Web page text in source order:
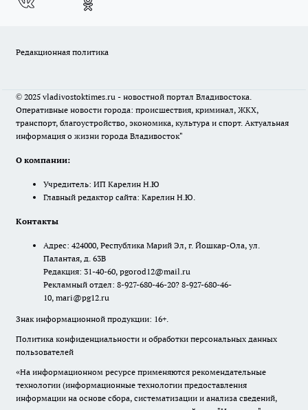
Редакционная политика
© 2025 vladivostoktimes.ru - новостной портал Владивостока.
Оперативные новости города: происшествия, криминал, ЖКХ,
транспорт, благоустройство, экономика, культура и спорт. Актуальная
информация о жизни города Владивосток"
О компании:
Учредитель: ИП Карелин Н.Ю
Главный редактор сайта: Карелин Н.Ю.
Контакты
Адрес: 424000, Республика Марий Эл, г. Йошкар-Ола, ул.
Палантая, д. 63В
Редакция: 31-40-60, pgorod12@mail.ru
Рекламный отдел: 8-927-680-46-20? 8-927-680-46-
10, mari@pg12.ru
Знак информационной продукции: 16+.
Политика конфиденциальности и обработки персональных данных
пользователей
«На информационном ресурсе применяются рекомендательные
технологии (информационные технологии предоставления
информации на основе сбора, систематизации и анализа сведений,